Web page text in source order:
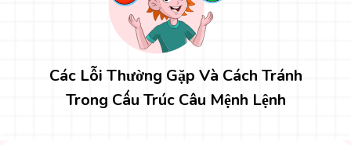
Các Lỗi Thường Gặp Và Cách Tránh
Trong Cấu Trúc Câu Mệnh Lệnh